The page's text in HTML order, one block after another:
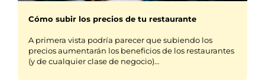
Cómo subir los precios de tu restaurante
A primera vista podría parecer que subiendo los
precios aumentarán los beneficios de los restaurantes
(y de cualquier clase de negocio)…